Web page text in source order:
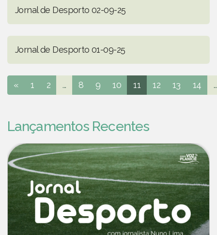
Jornal de Desporto 02-09-25
Jornal de Desporto 01-09-25
« 1 2 ... 8 9 10 11 12 13 14 ...
Lançamentos Recentes